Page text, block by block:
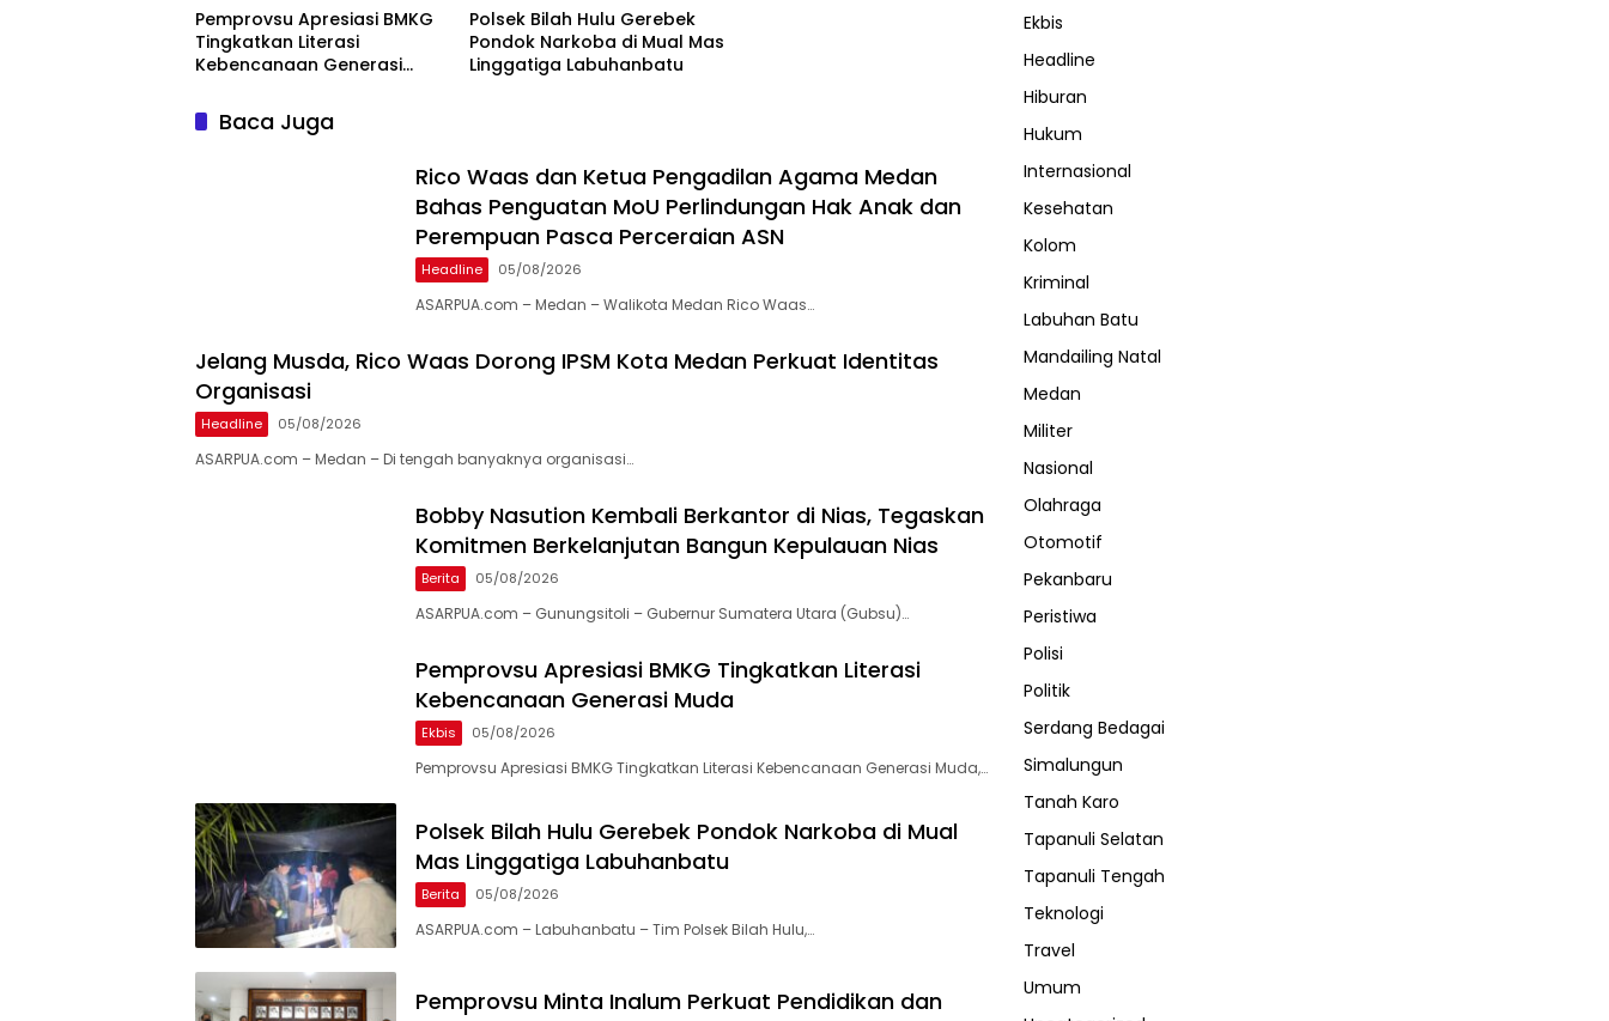
Pemprovsu Apresiasi BMKG
Tingkatkan Literasi
Kebencanaan Generasi
Polsek Bilah Hulu Gerebek
Pondok Narkoba di Mual Mas
Linggatiga Labuhanbatu
Baca Juga
Rico Waas dan Ketua Pengadilan Agama Medan
Bahas Penguatan MoU Perlindungan Hak Anak dan
Perempuan Pasca Perceraian ASN
Headline 05/08/2026
ASARPUA.com – Medan – Walikota Medan Rico Waas…
Jelang Musda, Rico Waas Dorong IPSM Kota Medan Perkuat Identitas
Organisasi
Headline 05/08/2026
ASARPUA.com – Medan – Di tengah banyaknya organisasi…
Bobby Nasution Kembali Berkantor di Nias, Tegaskan
Komitmen Berkelanjutan Bangun Kepulauan Nias
Berita 05/08/2026
ASARPUA.com – Gunungsitoli – Gubernur Sumatera Utara (Gubsu)…
Pemprovsu Apresiasi BMKG Tingkatkan Literasi
Kebencanaan Generasi Muda
Ekbis 05/08/2026
Pemprovsu Apresiasi BMKG Tingkatkan Literasi Kebencanaan Generasi Muda,…
Polsek Bilah Hulu Gerebek Pondok Narkoba di Mual
Mas Linggatiga Labuhanbatu
Berita 05/08/2026
ASARPUA.com – Labuhanbatu – Tim Polsek Bilah Hulu,…
Pemprovsu Minta Inalum Perkuat Pendidikan dan
Ekbis
Headline
Hiburan
Hukum
Internasional
Kesehatan
Kolom
Kriminal
Labuhan Batu
Mandailing Natal
Medan
Militer
Nasional
Olahraga
Otomotif
Pekanbaru
Peristiwa
Polisi
Politik
Serdang Bedagai
Simalungun
Tanah Karo
Tapanuli Selatan
Tapanuli Tengah
Teknologi
Travel
Umum